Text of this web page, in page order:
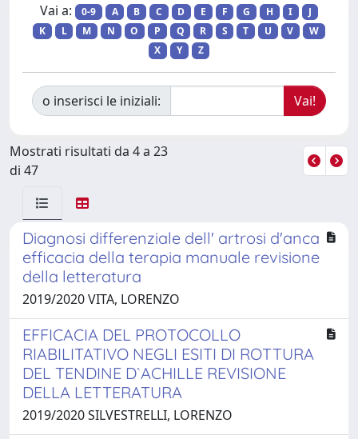
Vai a: 0-9 A B C D E F G H I
J
K
L M N O P Q R S T U V
W
X
Y Z
o inserisci le iniziali:
Mostrati risultati da 4 a 23
di 47
Diagnosi differenziale dell' artrosi d'anca
efficacia della terapia manuale revisione
della letteratura
2019/2020 VITA, LORENZO
EFFICACIA DEL PROTOCOLLO
RIABILITATIVO NEGLI ESITI DI ROTTURA
DEL TENDINE D`ACHILLE REVISIONE
DELLA LETTERATURA
2019/2020 SILVESTRELLI, LORENZO